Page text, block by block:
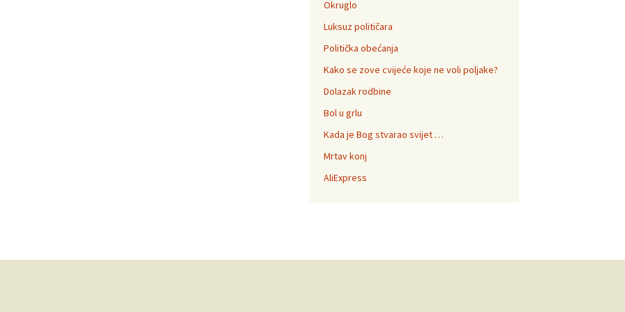
Okruglo
Luksuz političara
Politička obećanja
Kako se zove cvijeće koje ne voli poljake?
Dolazak rodbine
Bol u grlu
Kada je Bog stvarao svijet …
Mrtav konj
AliExpress